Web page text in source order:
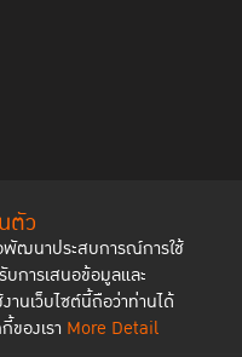
ตัว
พัฒนาประสบการณ์การใช้
การเสนอข้อมูลและ
านเว็บไซต์นี้ถือว่าท่านได้
องเรา More Detail